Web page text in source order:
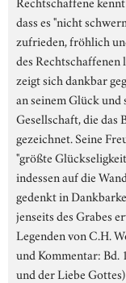
dass es "nicht
zufrieden, fröhlich
des
zeigt sich dankbar
an seinem Glück
Gesellschaft, die das
gezeichnet. Seine
"größte
indessen auf die
gedenkt in
jenseits des Grabes
Legenden von C.H.
und Kommentar: Bd.
und der Liebe Gottes)